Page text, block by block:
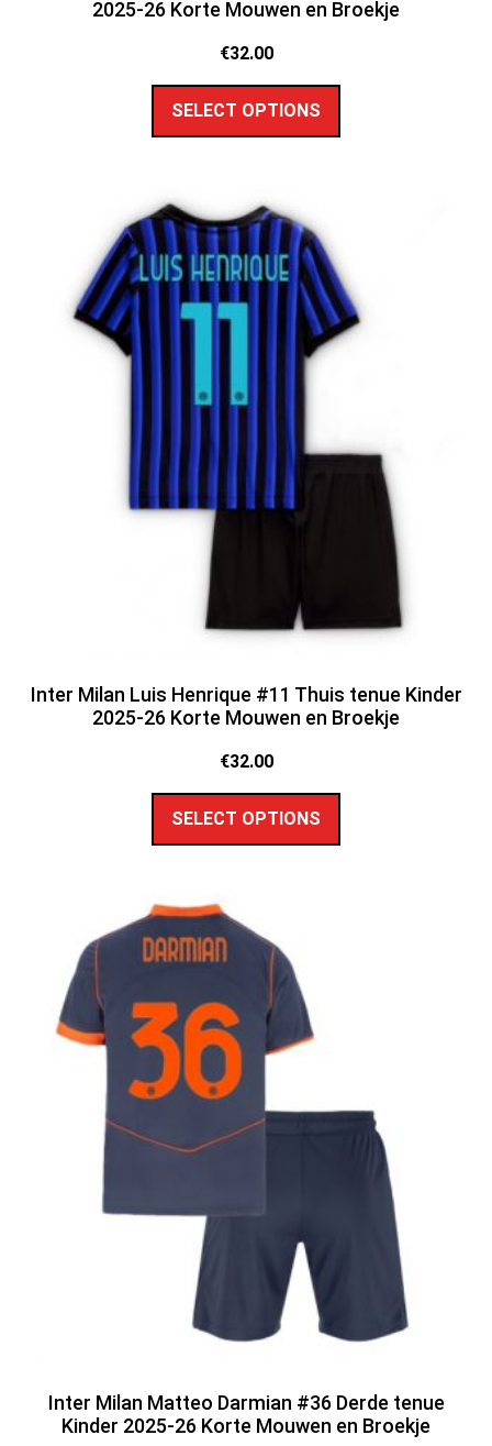
2025-26 Korte Mouwen en Broekje
€32.00
SELECT OPTIONS
Inter Milan Luis Henrique #11 Thuis tenue Kinder
2025-26 Korte Mouwen en Broekje
€32.00
SELECT OPTIONS
Inter Milan Matteo Darmian #36 Derde tenue
Kinder 2025-26 Korte Mouwen en Broekje